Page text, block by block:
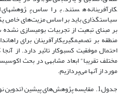
کارآفرینانه هستند. بر اساس
سیاست­گذاری باید بر اساس مزیت‌های خاص
بر مبنای تبعیت از تجربیات بومی­سازی
منطقه بر تصمیم­گیری­کارآفرینان برای
احتمال موفقیت کسب­و­کار تاثیر دارد. از
مختلف تقریبا" ابعاد مشابهی در بحث
مورد از آنها می‌پردازیم.
جدول1. مقایسه‌ پژوهش‌های پیشین (تدوین نویسندگان)